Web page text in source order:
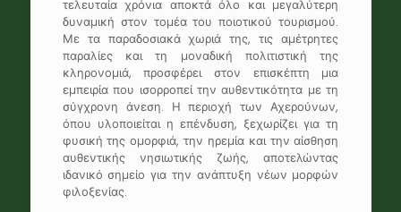
τελευταία χρόνια αποκτά όλο και μεγαλύτερη
δυναμική στον τομέα του ποιοτικού τουρισμού.
Με τα παραδοσιακά χωριά της, τις αμέτρητες
παραλίες και τη μοναδική πολιτιστική της
κληρονομιά, προσφέρει στον επισκέπτη μια
εμπειρία που ισορροπεί την αυθεντικότητα με τη
σύγχρονη άνεση. Η περιοχή των Αχερούνων,
όπου υλοποιείται η επένδυση, ξεχωρίζει για τη
φυσική της ομορφιά, την ηρεμία και την αίσθηση
αυθεντικής νησιωτικής ζωής, αποτελώντας
ιδανικό σημείο για την ανάπτυξη νέων μορφών
φιλοξενίας.